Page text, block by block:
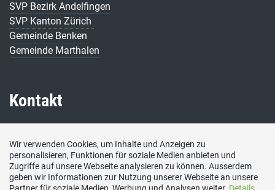
SVP Bezirk Andelfingen
SVP Kanton Zürich
Gemeinde Benken
Gemeinde Marthalen
Kontakt
E-Mail
info@svp-marthalen-benken.ch
Wir verwenden Cookies, um Inhalte und Anzeigen zu
personalisieren, Funktionen für soziale Medien anbieten und
Zugriffe auf unsere Webseite analysieren zu können. Ausserdem
geben wir Informationen zur Nutzung unserer Webseite an unsere